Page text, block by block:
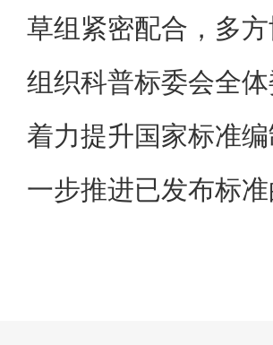
草组紧密配合，多
组织科普标委会全
着力提升国家标准
一步推进已发布标